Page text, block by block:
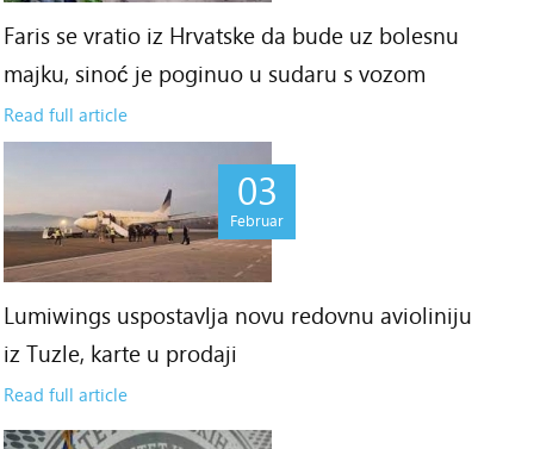
Faris se vratio iz Hrvatske da bude uz bolesnu
majku, sinoć je poginuo u sudaru s vozom
Read full article
03
Februar
Lumiwings uspostavlja novu redovnu avioliniju
iz Tuzle, karte u prodaji
Read full article